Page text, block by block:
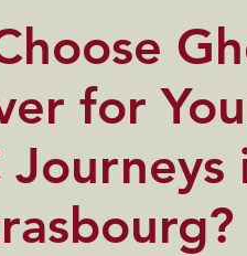
for
Journeys